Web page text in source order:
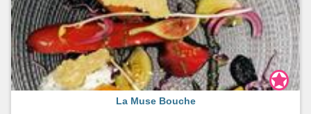
La Muse Bouche